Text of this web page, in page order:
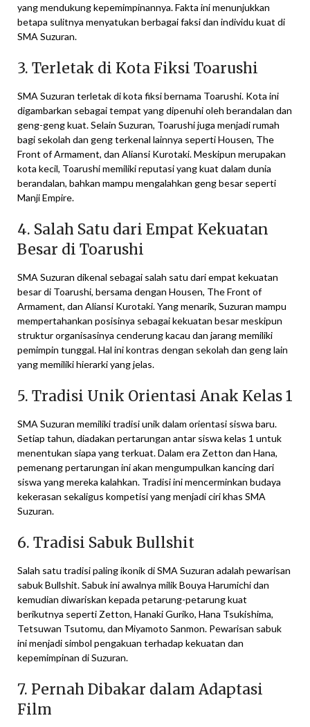
yang mendukung kepemimpinannya. Fakta ini menunjukkan
betapa sulitnya menyatukan berbagai faksi dan individu kuat di
SMA Suzuran.
3. Terletak di Kota Fiksi Toarushi
SMA Suzuran terletak di kota fiksi bernama Toarushi. Kota ini
digambarkan sebagai tempat yang dipenuhi oleh berandalan dan
geng-geng kuat. Selain Suzuran, Toarushi juga menjadi rumah
bagi sekolah dan geng terkenal lainnya seperti Housen, The
Front of Armament, dan Aliansi Kurotaki. Meskipun merupakan
kota kecil, Toarushi memiliki reputasi yang kuat dalam dunia
berandalan, bahkan mampu mengalahkan geng besar seperti
Manji Empire.
4. Salah Satu dari Empat Kekuatan
Besar di Toarushi
SMA Suzuran dikenal sebagai salah satu dari empat kekuatan
besar di Toarushi, bersama dengan Housen, The Front of
Armament, dan Aliansi Kurotaki. Yang menarik, Suzuran mampu
mempertahankan posisinya sebagai kekuatan besar meskipun
struktur organisasinya cenderung kacau dan jarang memiliki
pemimpin tunggal. Hal ini kontras dengan sekolah dan geng lain
yang memiliki hierarki yang jelas.
5. Tradisi Unik Orientasi Anak Kelas 1
SMA Suzuran memiliki tradisi unik dalam orientasi siswa baru.
Setiap tahun, diadakan pertarungan antar siswa kelas 1 untuk
menentukan siapa yang terkuat. Dalam era Zetton dan Hana,
pemenang pertarungan ini akan mengumpulkan kancing dari
siswa yang mereka kalahkan. Tradisi ini mencerminkan budaya
kekerasan sekaligus kompetisi yang menjadi ciri khas SMA
Suzuran.
6. Tradisi Sabuk Bullshit
Salah satu tradisi paling ikonik di SMA Suzuran adalah pewarisan
sabuk Bullshit. Sabuk ini awalnya milik Bouya Harumichi dan
kemudian diwariskan kepada petarung-petarung kuat
berikutnya seperti Zetton, Hanaki Guriko, Hana Tsukishima,
Tetsuwan Tsutomu, dan Miyamoto Sanmon. Pewarisan sabuk
ini menjadi simbol pengakuan terhadap kekuatan dan
kepemimpinan di Suzuran.
7. Pernah Dibakar dalam Adaptasi
Film